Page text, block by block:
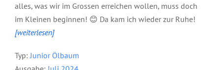
alles, was wir im Grossen erreichen wollen, muss doch
im Kleinen beginnen! 😊 Da kam ich wieder zur Ruhe!
[weiterlesen]
Typ: Junior Ölbaum